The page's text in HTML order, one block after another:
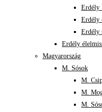
Erdély
Erdély
Erdély
Erdély
Magyarország
M. Sósok
M.
M.
M.